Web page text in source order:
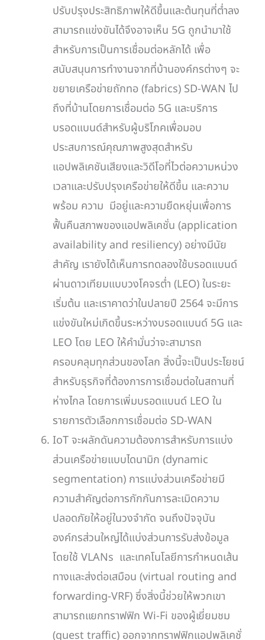
ปรับปรุงประสิทธิภาพให้ดีขึ้นและต้นทุนที่ต่ำลง
สามารถแข่งขันได้จึงอาจเห็น 5G ถูกนำมาใช้
สำหรับการเป็นการเชื่อมต่อหลักได้ เพื่อ
สนับสนุนการทำงานจากที่บ้านองค์กรต่างๆ จะ
ขยายเครือข่ายถักทอ (fabrics) SD-WAN ไป
ถึงที่บ้านโดยการเชื่อมต่อ 5G และบริการ
บรอดแบนด์สำหรับผู้บริโภคเพื่อมอบ
ประสบการณ์คุณภาพสูงสุดสำหรับ
แอปพลิเคชันเสียงและวิดีโอที่ไวต่อความหน่วง
เวลาและปรับปรุงเครือข่ายให้ดีขึ้น และความ
พร้อม ความ มีอยู่และความยืดหยุ่นเพื่อการ
ฟื้นคืนสภาพของแอปพลิเคชั่น (application
availability and resiliency) อย่างมีนัย
สำคัญ เรายังได้เห็นการทดลองใช้บรอดแบนด์
ผ่านดาวเทียมแบบวงโคจรต่ำ (LEO) ในระยะ
เริ่มต้น และเราคาดว่าในปลายปี 2564 จะมีการ
แข่งขันใหม่เกิดขึ้นระหว่างบรอดแบนด์ 5G และ
LEO โดย LEO ให้คำมั่นว่าจะสามารถ
ครอบคลุมทุกส่วนของโลก สิ่งนี้จะเป็นประโยชน์
สำหรับธุรกิจที่ต้องการการเชื่อมต่อในสถานที่
ห่างไกล โดยการเพิ่มบรอดแบนด์ LEO ใน
รายการตัวเลือกการเชื่อมต่อ SD-WAN
IoT จะผลักดันความต้องการสำหรับการแบ่ง
ส่วนเครือข่ายแบบไดนามิก (dynamic
segmentation) การแบ่งส่วนเครือข่ายมี
ความสำคัญต่อการกักกันการละเมิดความ
ปลอดภัยให้อยู่ในวงจำกัด จนถึงปัจจุบัน
องค์กรส่วนใหญ่ได้แบ่งส่วนการรับส่งข้อมูล
โดยใช้ VLANs และเทคโนโลยีการกำหนดเส้น
ทางและส่งต่อเสมือน (virtual routing and
forwarding-VRF) ซึ่งสิ่งนี้ช่วยให้พวกเขา
สามารถแยกทราฟฟิก Wi-Fi ของผู้เยี่ยมชม
(guest traffic) ออกจากทราฟฟิกแอปพลิเคชั่